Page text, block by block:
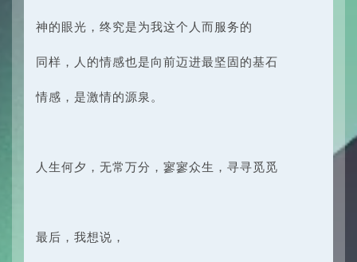
神的眼光，终究是为我这个人而服务的
同样，人的情感也是向前迈进最坚固的基石
情感，是激情的源泉。
人生何夕，无常万分，寥寥众生，寻寻觅觅
最后，我想说，